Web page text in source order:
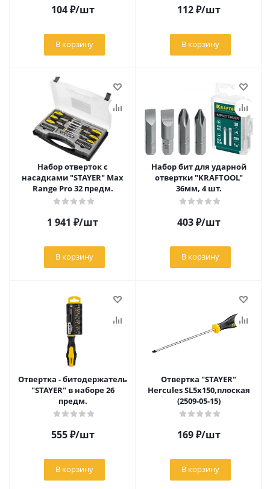
104₽/шт
В корзину
112₽/шт
В корзину
Набор отверток с
насадками "STAYER" Max
Range Pro 32 предм.
1 941 ₽/шт
В корзину
Набор бит для ударной
отвертки "KRAFTOOL"
36мм, 4 шт.
403₽/шт
В корзину
Отвертка - битодержатель
"STAYER" в наборе 26
предм.
555₽/шт
В корзину
Отвертка "STAYER"
Hercules SL5x150,плоская
(2509-05-15)
169₽/шт
В корзину